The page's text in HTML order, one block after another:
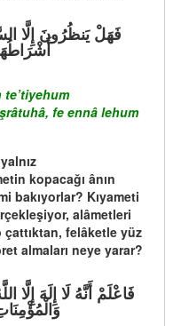
fe ennâ lehum
kopacağı ânın
bakıyorlar? Kıyameti
alâmetleri
felâketle yüz
almaları neye yarar?